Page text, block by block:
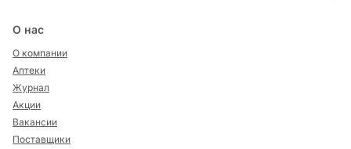
О нас
О компании
Аптеки
Журнал
Акции
Вакансии
Поставщики